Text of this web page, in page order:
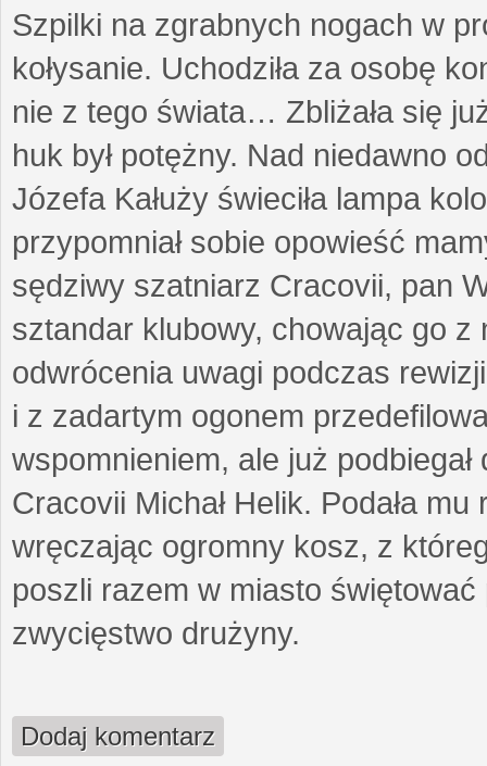
Szpilki na zgrabnych nogach w
kołysanie. Uchodziła za osobę
nie z tego świata… Zbliżała się
huk był potężny. Nad niedawno
Józefa Kałuży świeciła lampa
przypomniał sobie opowieść
sędziwy szatniarz Cracovii, pan
sztandar klubowy, chowając go
odwrócenia uwagi podczas
i z zadartym ogonem
wspomnieniem, ale już
Cracovii Michał Helik. Podała
wręczając ogromny kosz, z
poszli razem w miasto
zwycięstwo drużyny.
Dodaj komentarz